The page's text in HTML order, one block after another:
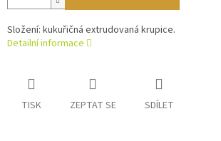
Složení: kukuřičná extrudovaná krupice.
Detailní informace
TISK ZEPTAT SE SDÍLET